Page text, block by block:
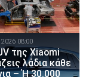
08:00
της Xiaomi
λάδια κάθε
– Ή 30.000